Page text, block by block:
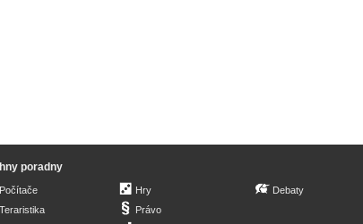
poradny
Počítače
Teraristika
Hry
Právo
Debaty